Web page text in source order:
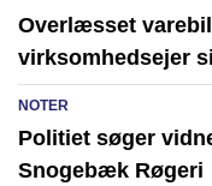
Overlæsset
virksomhedsejer
NOTER
Politiet søger
Snogebæk Røgeri